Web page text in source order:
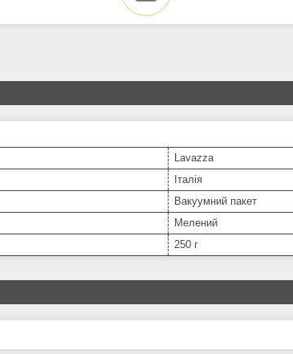
Lavazza
Італія
Вакуумний пакет
Мелений
250 г